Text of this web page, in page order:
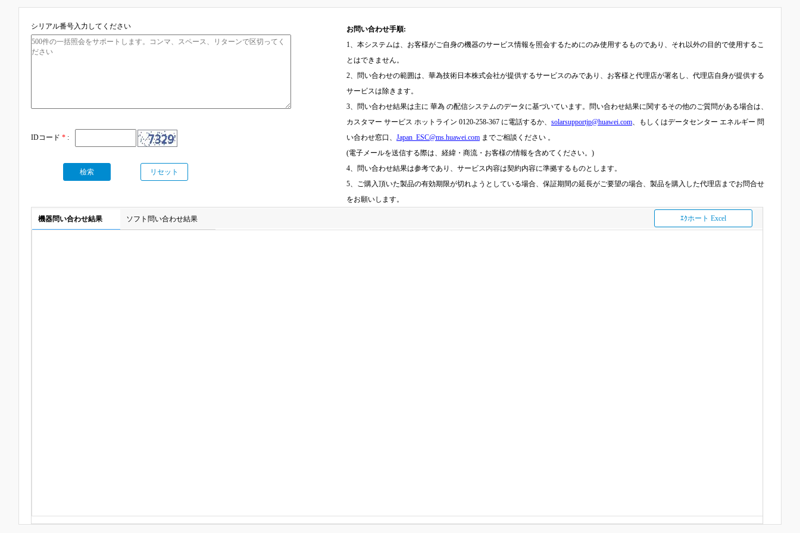
シリアル番号入力してください
IDコード * :
檢索 リセット
お問い合わせ手順:
1、本システムは、お客様がご自身の機器のサービス情報を照会するためにのみ使用するものであり、それ以外の目的で使用するこ
とはできません。
2、問い合わせの範囲は、華為技術日本株式会社が提供するサービスのみであり、お客様と代理店が署名し、代理店自身が提供する
サービスは除きます。
3、問い合わせ結果は主に 華為 の配信システムのデータに基づいています。問い合わせ結果に関するその他のご質問がある場合は、
カスタマー サービス ホットライン 0120-258-367 に電話するか、 solarsupportjp@huawei.com、もしくはデータセンター エネルギー 問
い合わせ窓口、 Japan_ESC@ms.huawei.com までご相談ください 。
(電子メールを送信する際は、経緯・商流・お客様の情報を含めてください。)
4、問い合わせ結果は参考であり、サービス内容は契約内容に準拠するものとします。
5、ご購入頂いた製品の有効期限が切れようとしている場合、保証期間の延長がご要望の場合、製品を購入した代理店までお問合せ
をお願いします。
機器問い合わせ結果 ソフト問い合わせ結果 ｴｸホート Excel